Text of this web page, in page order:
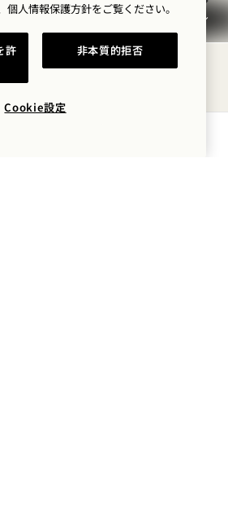
かもしれない他の部
屋
個人情報保護方針をご覧ください。
許
非本質的拒否
Cookie設定